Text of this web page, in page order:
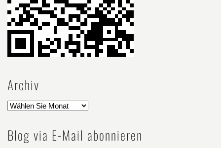
Archiv
Blog via E-Mail abonnieren